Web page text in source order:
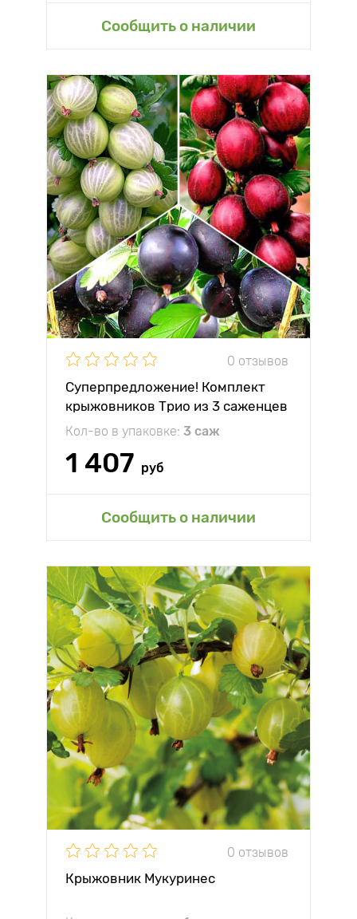
Сообщить о наличии
0 отзывов
Суперпредложение! Комплект
крыжовников Трио из 3 саженцев
Кол-во в упаковке: 3 саж
1 407 руб
Сообщить о наличии
0 отзывов
Крыжовник Мукуринес